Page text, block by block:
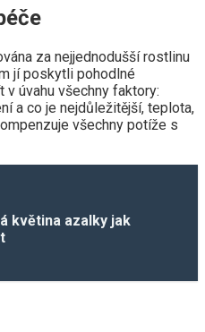
za nejjednodušší rostlinu
jí poskytli pohodlné
úvahu všechny faktory:
a co je nejdůležitější, teplota,
všechny potíže s
květina azalky jak